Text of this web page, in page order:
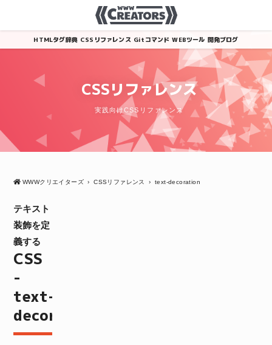
HTMLタグ辞典 CSSリファレンス Gitコマンド WEBツール 開発ブログ
CSSリファレンス
実践向けCSSリファレンス
WWWクリエイターズ › CSSリファレンス › text-decoration
テキスト
装飾を定
義する
CSS
-
text-
decoration